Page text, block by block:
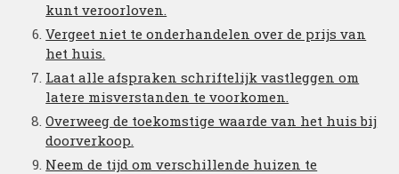
kunt veroorloven.
Vergeet niet te onderhandelen over de prijs van
het huis.
Laat alle afspraken schriftelijk vastleggen om
latere misverstanden te voorkomen.
Overweeg de toekomstige waarde van het huis bij
doorverkoop.
Neem de tijd om verschillende huizen te